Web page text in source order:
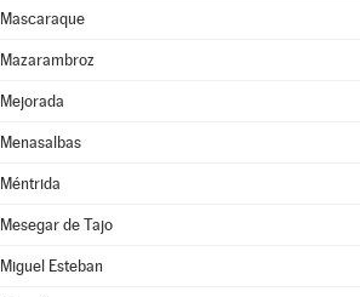
Mascaraque
Mazarambroz
Mejorada
Menasalbas
Méntrida
Mesegar de Tajo
Miguel Esteban